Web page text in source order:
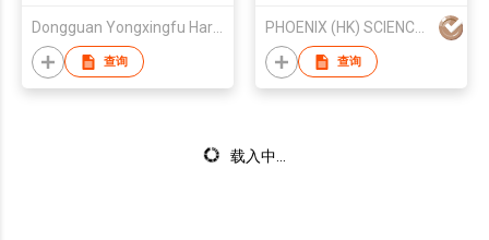
Music and Ambient
Lighting
Dongguan Yongxingfu Hardware and Plastic Co., Ltd
查询
PHOENIX (HK) SCIENCE & TECHNOLOGY LIMITED
查询
载入中...